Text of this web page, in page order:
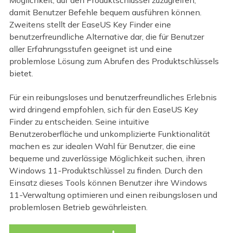
damit Benutzer Befehle bequem ausführen können.
Zweitens stellt der EaseUS Key Finder eine
benutzerfreundliche Alternative dar, die für Benutzer
aller Erfahrungsstufen geeignet ist und eine
problemlose Lösung zum Abrufen des Produktschlüssels
bietet.
Für ein reibungsloses und benutzerfreundliches Erlebnis
wird dringend empfohlen, sich für den EaseUS Key
Finder zu entscheiden. Seine intuitive
Benutzeroberfläche und unkomplizierte Funktionalität
machen es zur idealen Wahl für Benutzer, die eine
bequeme und zuverlässige Möglichkeit suchen, ihren
Windows 11-Produktschlüssel zu finden. Durch den
Einsatz dieses Tools können Benutzer ihre Windows
11-Verwaltung optimieren und einen reibungslosen und
problemlosen Betrieb gewährleisten.